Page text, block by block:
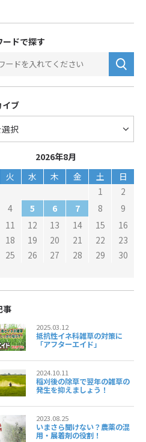
イネ科雑草
ターエイド
ードで探す
イブ
2026年8月
火 水 木 金 土
日
1
2
4 5 6 7 8
9
11 12 13 14 15
16
18 19 20 21 22
23
25 26 27 28 29
30
事
2025.03.12
抵抗性イネ科雑草の対策に
「アフターエイド」
2024.10.11
稲刈後の除草で翌年の雑草の
発生を抑えましょう！
2023.08.25
いまさら聞けない？農薬の混
用・展着剤の役割！